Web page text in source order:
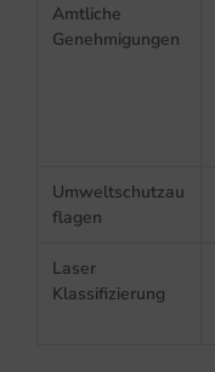
Amtliche
Genehmigungen
Umweltschutzau
flagen
Laser
Klassifizierung